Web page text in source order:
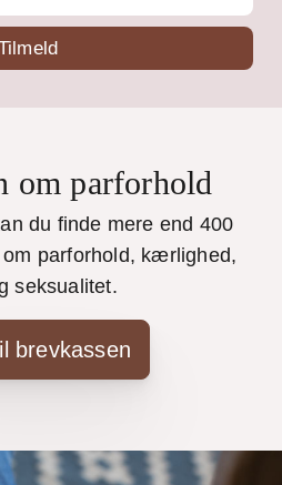
om parforhold
du finde mere end 400
parforhold, kærlighed,
seksualitet.
brevkassen